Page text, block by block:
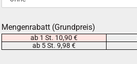
Mengenrabatt (Grundpreis)
ab 1 St. 10,90 €
ab 5 St. 9,98 €